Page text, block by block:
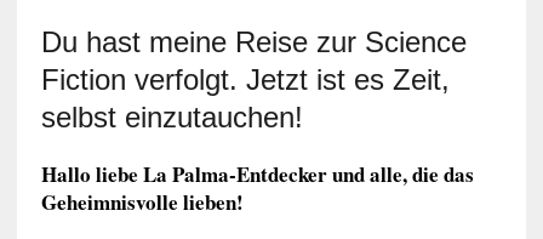
Du hast meine Reise zur Science
Fiction verfolgt. Jetzt ist es Zeit,
selbst einzutauchen!
Hallo liebe La Palma-Entdecker und alle, die das
Geheimnisvolle lieben!